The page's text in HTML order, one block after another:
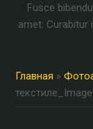
Fusce
amet.
Главная »